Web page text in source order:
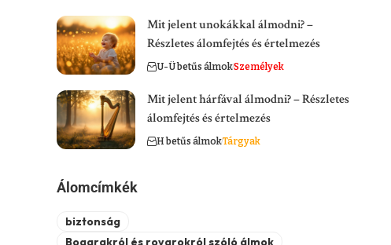
Mit jelent unokákkal álmodni? –
Részletes álomfejtés és értelmezés
U-Ü betűs álmokSzemélyek
Mit jelent hárfával álmodni? – Részletes
álomfejtés és értelmezés
H betűs álmokTárgyak
Álomcímkék
biztonság
Bogarakról és rovarokról szóló álmok